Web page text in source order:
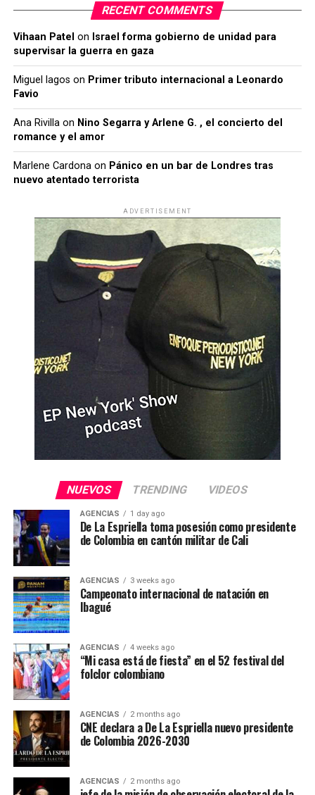
RECENT COMMENTS
Vihaan Patel on Israel forma gobierno de unidad para
supervisar la guerra en gaza
Miguel lagos on Primer tributo internacional a Leonardo
Favio
Ana Rivillaon Nino Segarra y Arlene G. , el concierto del
romance y el amor
Marlene Cardonaon Pánico en un bar de Londres tras
nuevo atentado terrorista
ADVERTISEMENT
NUEVOS TRENDING VIDEOS
AGENCIAS 1 day ago
De La Espriella toma posesión como presidente
de Colombia en cantón militar de Cali
AGENCIAS 3 weeks ago
Campeonato internacional de natación en
Ibagué
AGENCIAS 4 weeks ago
“Mi casa está de fiesta” en el 52 festival del
folclor colombiano
AGENCIAS 2 months ago
CNE declara a De La Espriella nuevo presidente
de Colombia 2026-2030
AGENCIAS 2 months ago